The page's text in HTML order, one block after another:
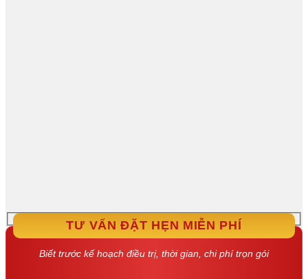
TƯ VẤN ĐẶT HẸN MIỄN PHÍ
Biết trước kế hoạch điều trị, thời gian, chi phí trọn gói